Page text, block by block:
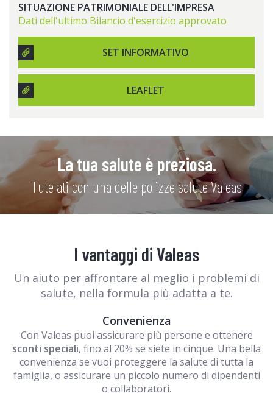
SITUAZIONE PATRIMONIALE DELL'IMPRESA
Dati dell'ultimo Bilancio d'esercizio approvato
SET INFORMATIVO
LEAFLET
La tua salute è preziosa.
Tutelati con una delle polizze salute Valeas
I vantaggi di Valeas
Un aiuto per affrontare al meglio i problemi di
salute, nella formula più adatta a te.
Convenienza
Con Valeas puoi assicurare più persone e ottenere
sconti speciali, fino al 20% se siete in cinque. Una bella
convenienza se vuoi proteggere la salute di tutta la
famiglia, o assicurare un piccolo numero di dipendenti
o collaboratori.